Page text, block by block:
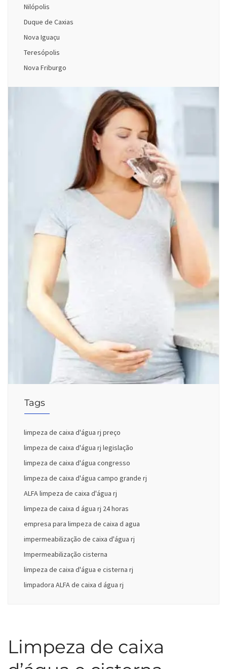
Nilópolis
Duque de Caxias
Nova Iguaçu
Teresópolis
Nova Friburgo
Tags
limpeza de caixa d'água rj preço
limpeza de caixa d'água rj legislação
limpeza de caixa d'água congresso
limpeza de caixa d'água campo grande rj
ALFA limpeza de caixa d'água rj
limpeza de caixa d água rj 24 horas
empresa para limpeza de caixa d agua
impermeabilização de caixa d'água rj
Impermeabilização cisterna
limpeza de caixa d'água e cisterna rj
limpadora ALFA de caixa d água rj
Limpeza de caixa